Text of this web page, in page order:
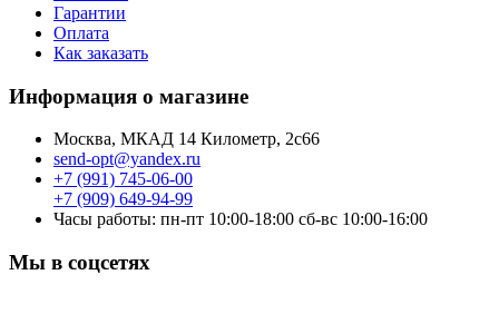
Гарантии
Оплата
Как заказать
Информация о магазине
Москва, МКАД 14 Километр, 2с66
send-opt@yandex.ru
+7 (991) 745-06-00
+7 (909) 649-94-99
Часы работы: пн-пт 10:00-18:00 сб-вс 10:00-16:00
Мы в соцсетях